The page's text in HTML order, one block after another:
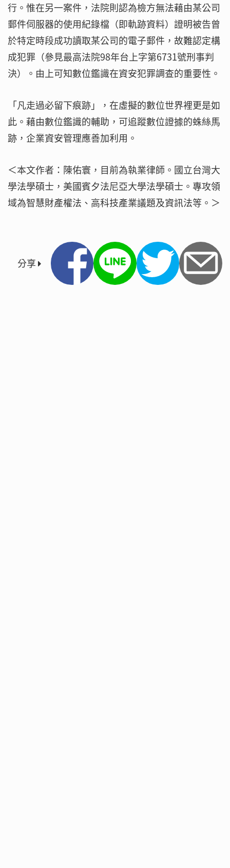
行。惟在另一案件，法院則認為檢方無法藉由某公司
郵件伺服器的使用紀錄檔（即軌跡資料）證明被告曾
於特定時段成功讀取某公司的電子郵件，故難認定構
成犯罪（參見最高法院98年台上字第6731號刑事判
決）。由上可知數位鑑識在資安犯罪調查的重要性。
「凡走過必留下痕跡」，在虛擬的數位世界裡更是如
此。藉由數位鑑識的輔助，可追蹤數位證據的蛛絲馬
跡，企業資安管理應善加利用。
＜本文作者：陳佑寰，目前為執業律師。國立台灣大
學法學碩士，美國賓夕法尼亞大學法學碩士。專攻領
域為智慧財產權法、高科技產業議題及資訊法等。＞
分享